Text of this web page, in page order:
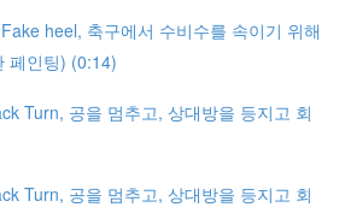
heel, 축구에서 수비수를 속이기 위해
페인팅) (0:14)
Turn, 공을 멈추고, 상대방을 등지고 회
Turn, 공을 멈추고, 상대방을 등지고 회